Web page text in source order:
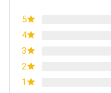
5
4
3
2
1